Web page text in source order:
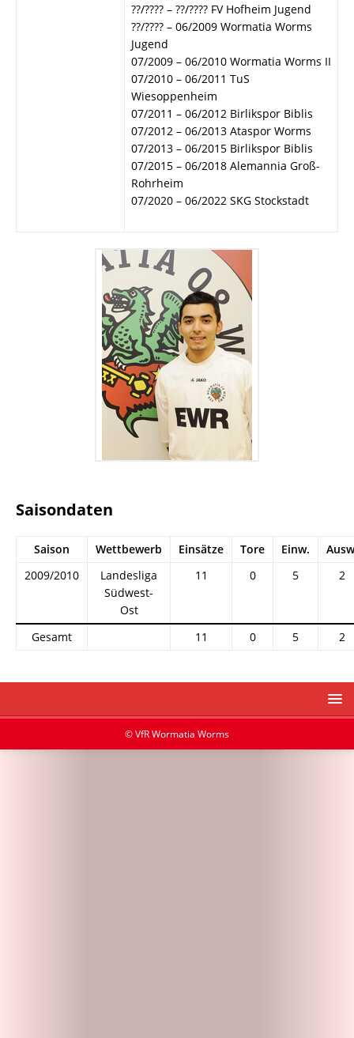
??/???? – ??/???? FV Hofheim Jugend
??/???? – 06/2009 Wormatia Worms
Jugend
07/2009 – 06/2010 Wormatia Worms II
07/2010 – 06/2011 TuS
Wiesoppenheim
07/2011 – 06/2012 Birlikspor Biblis
07/2012 – 06/2013 Ataspor Worms
07/2013 – 06/2015 Birlikspor Biblis
07/2015 – 06/2018 Alemannia Groß-
Rohrheim
07/2020 – 06/2022 SKG Stockstadt
Saisondaten
Saison Wettbewerb Einsätze Tore Einw.
2009/2010
Landesliga
Südwest-
Ost
11 0 5 2
Gesamt 11 0 5 2
© VfR Wormatia Worms